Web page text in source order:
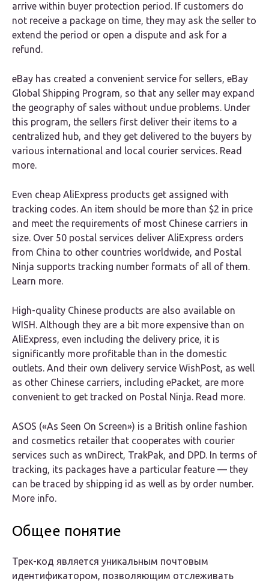
arrive within buyer protection period. If customers do
not receive a package on time, they may ask the seller to
extend the period or open a dispute and ask for a
refund.
eBay has created a convenient service for sellers, eBay
Global Shipping Program, so that any seller may expand
the geography of sales without undue problems. Under
this program, the sellers first deliver their items to a
centralized hub, and they get delivered to the buyers by
various international and local courier services. Read
more.
Even cheap AliExpress products get assigned with
tracking codes. An item should be more than $2 in price
and meet the requirements of most Chinese carriers in
size. Over 50 postal services deliver AliExpress orders
from China to other countries worldwide, and Postal
Ninja supports tracking number formats of all of them.
Learn more.
High-quality Chinese products are also available on
WISH. Although they are a bit more expensive than on
AliExpress, even including the delivery price, it is
significantly more profitable than in the domestic
outlets. And their own delivery service WishPost, as well
as other Chinese carriers, including ePacket, are more
convenient to get tracked on Postal Ninja. Read more.
ASOS («As Seen On Screen») is a British online fashion
and cosmetics retailer that cooperates with courier
services such as wnDirect, TrakPak, and DPD. In terms of
tracking, its packages have a particular feature — they
can be traced by shipping id as well as by order number.
More info.
Общее понятие
Трек-код является уникальным почтовым
идентификатором, позволяющим отслеживать